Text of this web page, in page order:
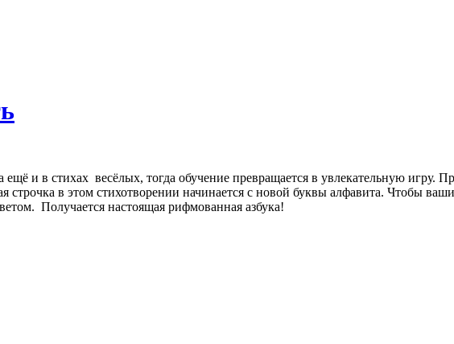
ещё и в стихах весёлых, тогда обучение превращается в увлекательную игру.
в этом стихотворении начинается с новой буквы алфавита. Чтобы
Получается настоящая рифмованная азбука!